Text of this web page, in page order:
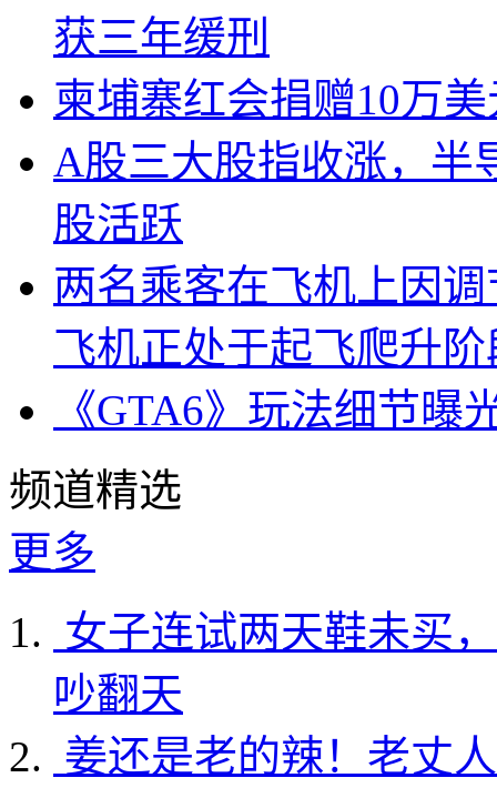
获三年缓刑
柬埔寨红会捐赠10万
A股三大股指收涨，半
股活跃
两名乘客在飞机上因
飞机正处于起飞爬升阶
《GTA6》玩法细节
频道精选
更多
女子连试两天鞋未买
吵翻天
姜还是老的辣！老丈